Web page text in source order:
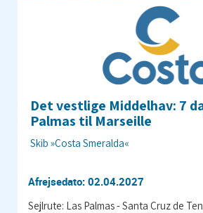
Det vestlige Middelhav: 7
Palmas til Marseille
Skib »Costa Smeralda«
Afrejsedato: 02.04.2027
Sejlrute: Las Palmas - Santa Cruz de